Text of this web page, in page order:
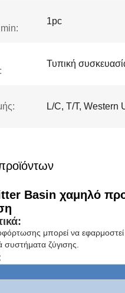
1pc
Τυπική
L/C, T/T, Western
Basin χαμηλό
μπορεί να
συστήματα ζύγισης.